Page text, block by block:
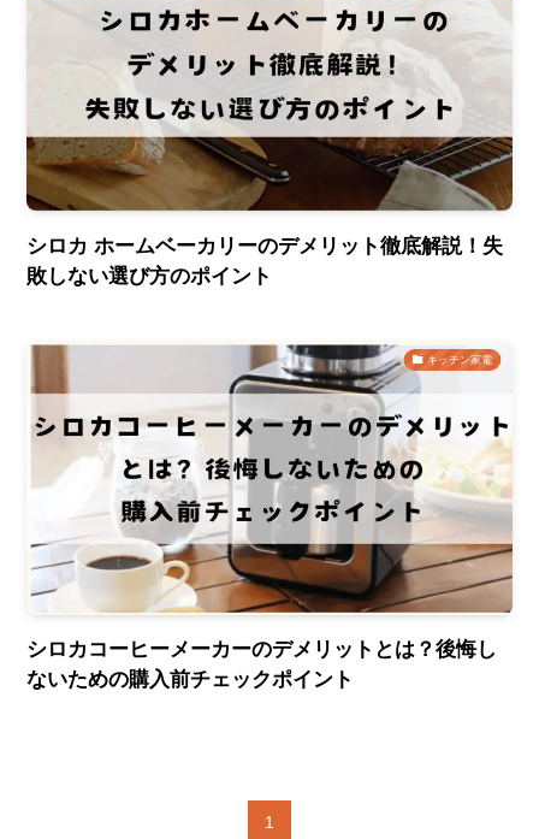
シロカ ホームベーカリーのデメリット徹底解説！失
敗しない選び方のポイント
キッチン家電
シロカコーヒーメーカーのデメリットとは？後悔し
ないための購入前チェックポイント
1